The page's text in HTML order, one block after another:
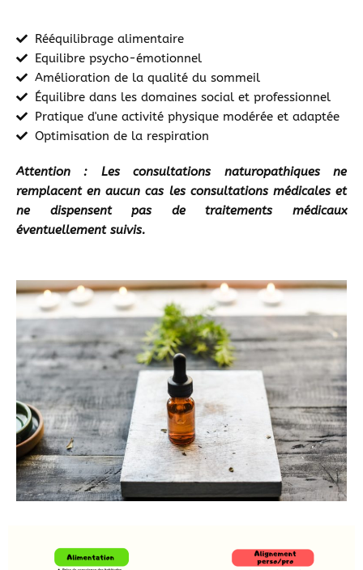
Rééquilibrage alimentaire
Equilibre psycho-émotionnel
Amélioration de la qualité du sommeil
Équilibre dans les domaines social et professionnel
Pratique d'une activité physique modérée et adaptée
Optimisation de la respiration
Attention : Les consultations naturopathiques ne
remplacent en aucun cas les consultations médicales et
ne dispensent pas de traitements médicaux
éventuellement suivis.